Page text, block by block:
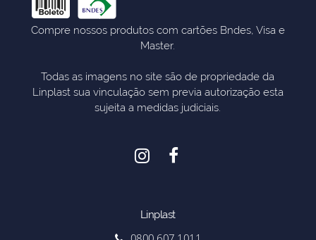
Compre nossos produtos com cartões Bndes, Visa e
Master.
Todas as imagens no site são de propriedade da
Linplast sua vinculação sem previa autorização esta
sujeita a medidas judiciais.
Linplast